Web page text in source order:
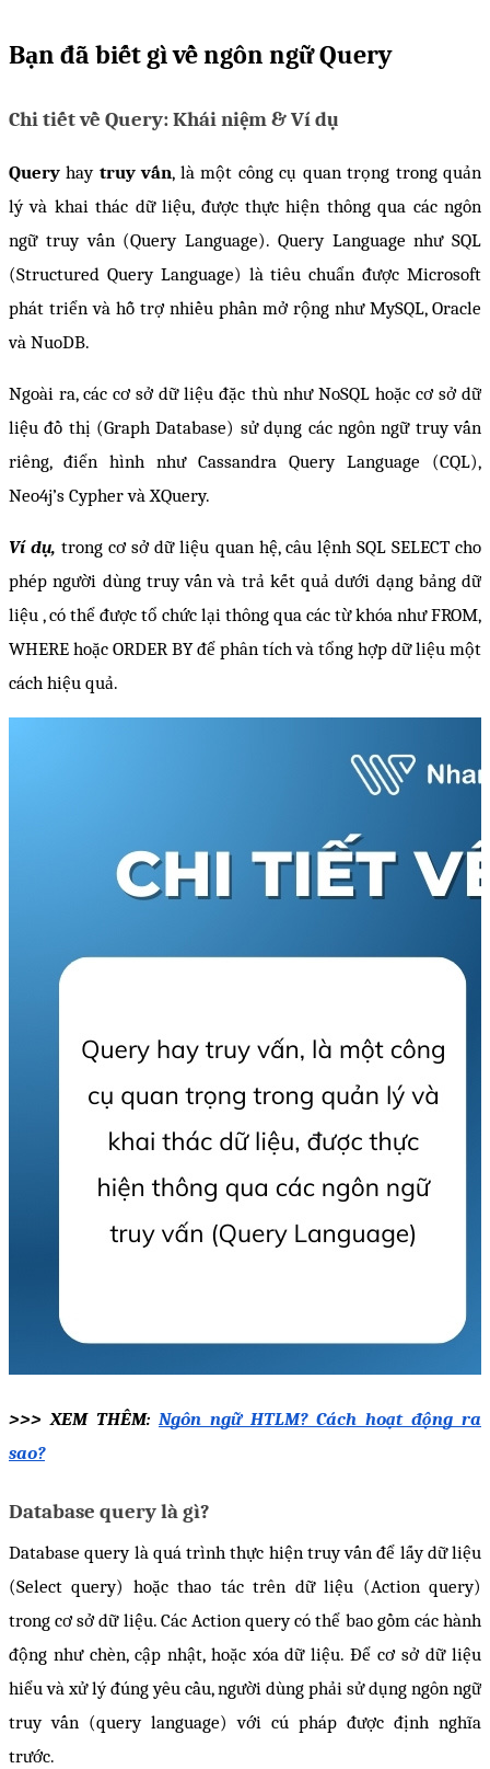
Bạn đã biết gì về ngôn ngữ Query
Chi tiết về Query: Khái niệm & Ví dụ
Query hay truy vấn, là một công cụ quan trọng trong quản
lý và khai thác dữ liệu, được thực hiện thông qua các ngôn
ngữ truy vấn (Query Language). Query Language như SQL
(Structured Query Language) là tiêu chuẩn được Microsoft
phát triển và hỗ trợ nhiều phần mở rộng như MySQL, Oracle
và NuoDB.
Ngoài ra, các cơ sở dữ liệu đặc thù như NoSQL hoặc cơ sở dữ
liệu đồ thị (Graph Database) sử dụng các ngôn ngữ truy vấn
riêng, điển hình như Cassandra Query Language (CQL),
Neo4j’s Cypher và XQuery.
Ví dụ, trong cơ sở dữ liệu quan hệ, câu lệnh SQL SELECT cho
phép người dùng truy vấn và trả kết quả dưới dạng bảng dữ
liệu , có thể được tổ chức lại thông qua các từ khóa như FROM,
WHERE hoặc ORDER BY để phân tích và tổng hợp dữ liệu một
cách hiệu quả.
>>> XEM THÊM: Ngôn ngữ HTLM? Cách hoạt động ra
sao?
Database query là gì?
Database query là quá trình thực hiện truy vấn để lấy dữ liệu
(Select query) hoặc thao tác trên dữ liệu (Action query)
trong cơ sở dữ liệu. Các Action query có thể bao gồm các hành
động như chèn, cập nhật, hoặc xóa dữ liệu. Để cơ sở dữ liệu
hiểu và xử lý đúng yêu cầu, người dùng phải sử dụng ngôn ngữ
truy vấn (query language) với cú pháp được định nghĩa
trước.